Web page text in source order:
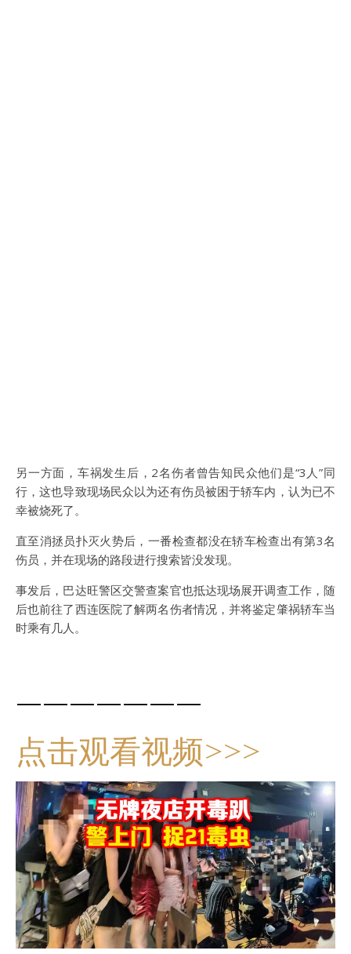
另一方面，车祸发生后，2名伤者曾告知民众他们是“3人”同
行，这也导致现场民众以为还有伤员被困于轿车内，认为已不
幸被烧死了。
直至消拯员扑灭火势后，一番检查都没在轿车检查出有第3名
伤员，并在现场的路段进行搜索皆没发现。
事发后，巴达旺警区交警查案官也抵达现场展开调查工作，随
后也前往了西连医院了解两名伤者情况，并将鉴定肇祸轿车当
时乘有几人。
———————
点击观看视频>>>